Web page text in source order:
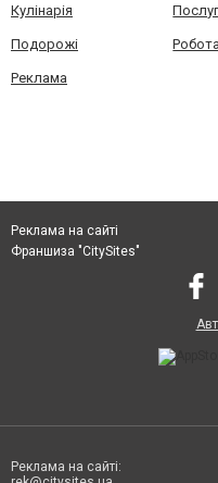
Кулінарія
Подорожі Робота
Реклама
Реклама на сайті
Франшиза "CitySites"
Реклама на сайті: